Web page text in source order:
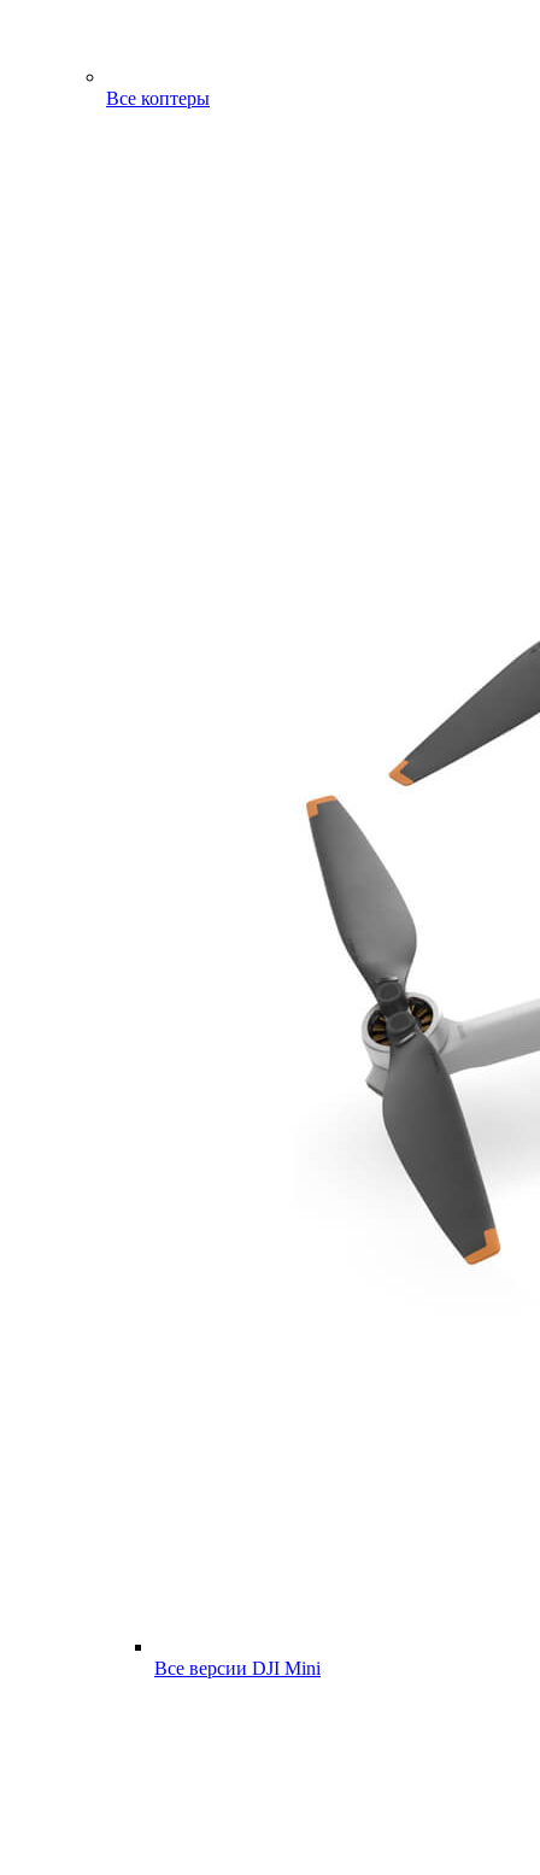
Все коптеры
Все версии DJI Mini